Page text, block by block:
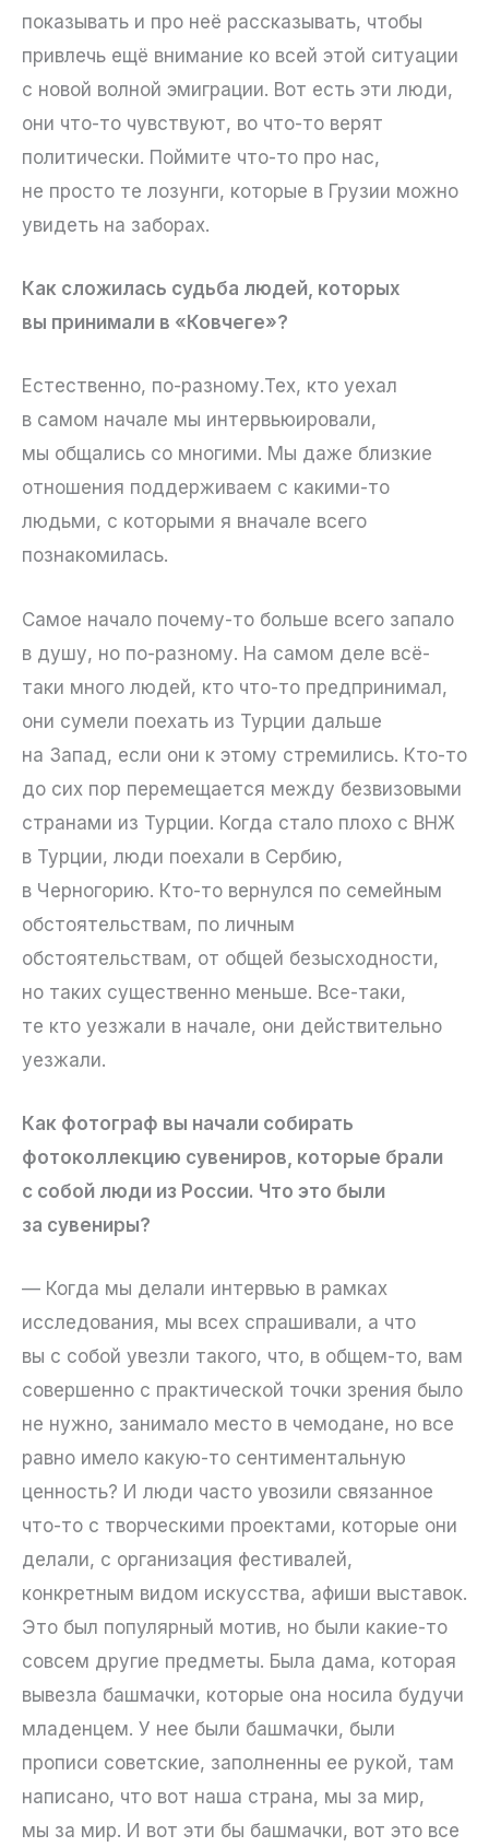
показывать и про неё рассказывать, чтобы
привлечь ещё внимание ко всей этой ситуации
с новой волной эмиграции. Вот есть эти люди,
они что-то чувствуют, во что-то верят
политически. Поймите что-то про нас,
не просто те лозунги, которые в Грузии можно
увидеть на заборах.
Как сложилась судьба людей, которых
вы принимали в «Ковчеге»?
Естественно, по-разному.Тех, кто уехал
в самом начале мы интервьюировали,
мы общались со многими. Мы даже близкие
отношения поддерживаем с какими-то
людьми, с которыми я вначале всего
познакомилась.
Самое начало почему-то больше всего запало
в душу, но по-разному. На самом деле всё-
таки много людей, кто что-то предпринимал,
они сумели поехать из Турции дальше
на Запад, если они к этому стремились. Кто-то
до сих пор перемещается между безвизовыми
странами из Турции. Когда стало плохо с ВНЖ
в Турции, люди поехали в Сербию,
в Черногорию. Кто-то вернулся по семейным
обстоятельствам, по личным
обстоятельствам, от общей безысходности,
но таких существенно меньше. Все-таки,
те кто уезжали в начале, они действительно
уезжали.
Как фотограф вы начали собирать
фотоколлекцию сувениров, которые брали
с собой люди из России. Что это были
за сувениры?
— Когда мы делали интервью в рамках
исследования, мы всех спрашивали, а что
вы с собой увезли такого, что, в общем-то, вам
совершенно с практической точки зрения было
не нужно, занимало место в чемодане, но все
равно имело какую-то сентиментальную
ценность? И люди часто увозили связанное
что-то с творческими проектами, которые они
делали, с организация фестивалей,
конкретным видом искусства, афиши выставок.
Это был популярный мотив, но были какие-то
совсем другие предметы. Была дама, которая
вывезла башмачки, которые она носила будучи
младенцем. У нее были башмачки, были
прописи советские, заполненны ее рукой, там
написано, что вот наша страна, мы за мир,
мы за мир. И вот эти бы башмачки, вот это все